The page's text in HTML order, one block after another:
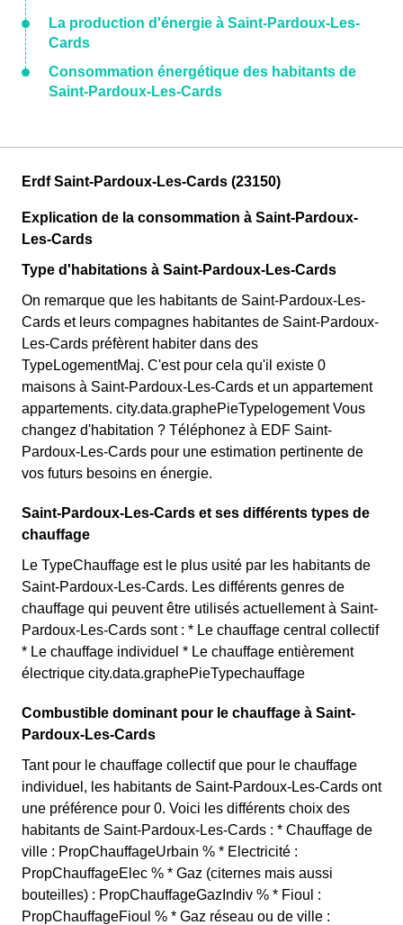
La production d'énergie à Saint-Pardoux-Les-
Cards
Consommation énergétique des habitants de
Saint-Pardoux-Les-Cards
Erdf Saint-Pardoux-Les-Cards (23150)
Explication de la consommation à Saint-Pardoux-
Les-Cards
Type d'habitations à Saint-Pardoux-Les-Cards
On remarque que les habitants de Saint-Pardoux-Les-
Cards et leurs compagnes habitantes de Saint-Pardoux-
Les-Cards préfèrent habiter dans des
TypeLogementMaj. C'est pour cela qu'il existe 0
maisons à Saint-Pardoux-Les-Cards et un appartement
appartements. city.data.graphePieTypelogement Vous
changez d'habitation ? Téléphonez à EDF Saint-
Pardoux-Les-Cards pour une estimation pertinente de
vos futurs besoins en énergie.
Saint-Pardoux-Les-Cards et ses différents types de
chauffage
Le TypeChauffage est le plus usité par les habitants de
Saint-Pardoux-Les-Cards. Les différents genres de
chauffage qui peuvent être utilisés actuellement à Saint-
Pardoux-Les-Cards sont : * Le chauffage central collectif
* Le chauffage individuel * Le chauffage entièrement
électrique city.data.graphePieTypechauffage
Combustible dominant pour le chauffage à Saint-
Pardoux-Les-Cards
Tant pour le chauffage collectif que pour le chauffage
individuel, les habitants de Saint-Pardoux-Les-Cards ont
une préférence pour 0. Voici les différents choix des
habitants de Saint-Pardoux-Les-Cards : * Chauffage de
ville : PropChauffageUrbain % * Electricité :
PropChauffageElec % * Gaz (citernes mais aussi
bouteilles) : PropChauffageGazIndiv % * Fioul :
PropChauffageFioul % * Gaz réseau ou de ville :